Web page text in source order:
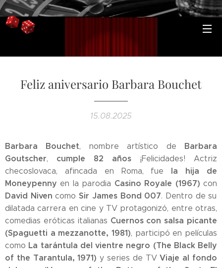
Feliz aniversario Barbara Bouchet
15.08.2025
Barbara Bouchet, nombre artístico de Barbara
Goutscher, cumple 82 años ¡Felicidades! Actriz
checoslovaca, afincada en Roma, fue la hija de
Moneypenny en la parodia Casino Royale (1967)con
David Nivencomo Sir James Bond 007. Dentro de su
dilatada carrera en cine y TV protagonizó, entre otras,
comedias eróticas italianas Cuernos con salsa picante
(Spaguetti a mezzanotte, 1981), participó en películas
como La tarántula del vientre negro (The Black Belly
of the Tarantula, 1971) y series de TVViaje al fondo